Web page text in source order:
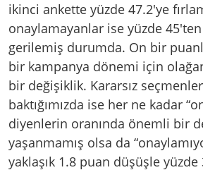
ikinci ankette yüzde 47.2'ye
onaylamayanlar ise yüzde
gerilemiş durumda. On bir
bir kampanya dönemi için
bir değişiklik. Kararsız
baktığımızda ise her ne kadar
diyenlerin oranında önemli bir
yaşanmamış olsa da
yaklaşık 1.8 puan düşüşle yüzde